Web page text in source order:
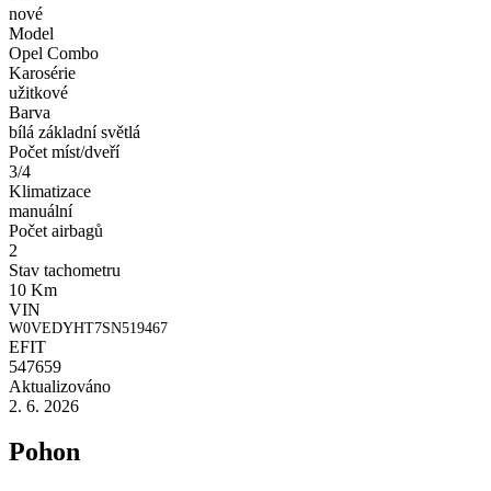
nové
Model
Opel Combo
Karosérie
užitkové
Barva
bílá základní světlá
Počet míst/dveří
3/4
Klimatizace
manuální
Počet airbagů
2
Stav tachometru
10 Km
VIN
W0VEDYHT7SN519467
EFIT
547659
Aktualizováno
2. 6. 2026
Pohon